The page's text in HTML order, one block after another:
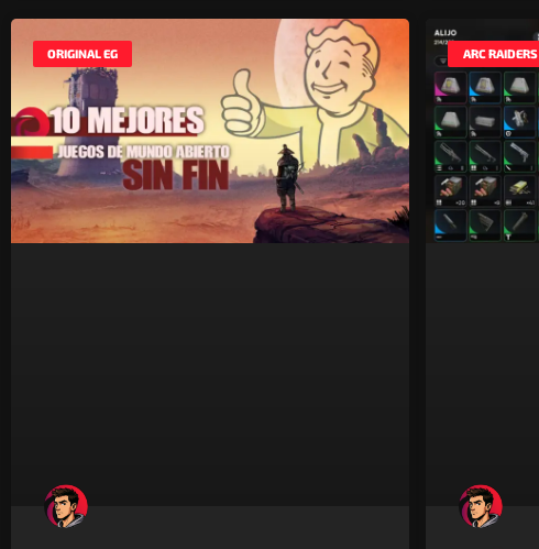
ORIGINAL EG ARC RAIDERS